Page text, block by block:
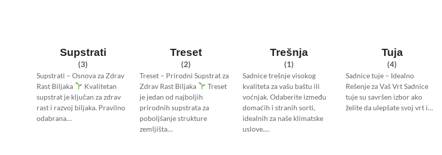
Supstrati
(3)
Supstrati – Osnova za Zdrav
Rast Biljaka
Kvalitetan
supstrat je ključan za zdrav
rast i razvoj biljaka. Pravilno
odabrana…
Treset
(2)
Treset – Prirodni Supstrat za
Zdrav Rast Biljaka
Treset
je jedan od najboljih
prirodnih supstrata za
poboljšanje strukture
zemljišta…
Trešnja
(1)
Sadnice trešnje visokog
kvaliteta za vašu baštu ili
voćnjak. Odaberite između
domaćih i stranih sorti,
idealnih za naše klimatske
uslove.…
Tuja
(4)
Sadnice tuje – Idealno
Rešenje za Vaš Vrt Sadnice
tuje su savršen izbor ako
želite da ulepšate svoj vrt i…